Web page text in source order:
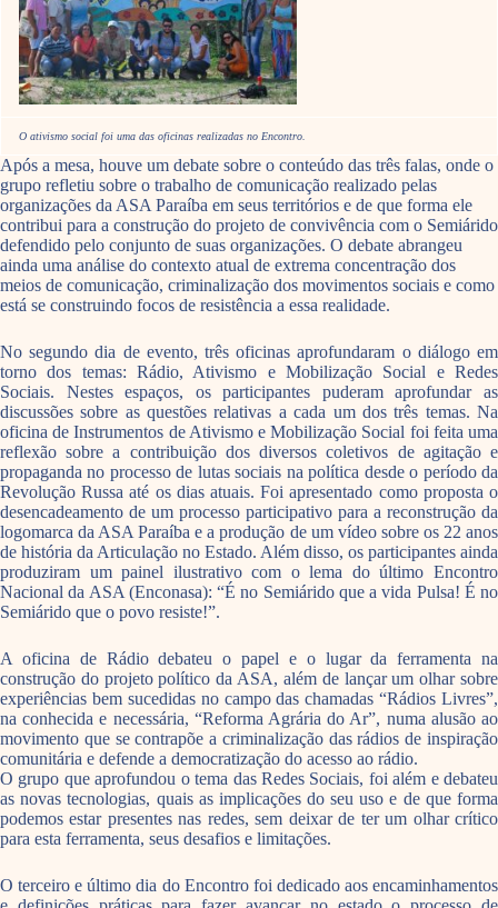
O ativismo social foi uma das oficinas realizadas no Encontro.
Após a mesa, houve um debate sobre o conteúdo das três falas, onde o
grupo refletiu sobre o trabalho de comunicação realizado pelas
organizações da ASA Paraíba em seus territórios e de que forma ele
contribui para a construção do projeto de convivência com o Semiárido
defendido pelo conjunto de suas organizações. O debate abrangeu
ainda uma análise do contexto atual de extrema concentração dos
meios de comunicação, criminalização dos movimentos sociais e como
está se construindo focos de resistência a essa realidade.
No segundo dia de evento, três oficinas aprofundaram o diálogo em
torno dos temas: Rádio, Ativismo e Mobilização Social e Redes
Sociais. Nestes espaços, os participantes puderam aprofundar as
discussões sobre as questões relativas a cada um dos três temas. Na
oficina de Instrumentos de Ativismo e Mobilização Social foi feita uma
reflexão sobre a contribuição dos diversos coletivos de agitação e
propaganda no processo de lutas sociais na política desde o período da
Revolução Russa até os dias atuais. Foi apresentado como proposta o
desencadeamento de um processo participativo para a reconstrução da
logomarca da ASA Paraíba e a produção de um vídeo sobre os 22 anos
de história da Articulação no Estado. Além disso, os participantes ainda
produziram um painel ilustrativo com o lema do último Encontro
Nacional da ASA (Enconasa): “É no Semiárido que a vida Pulsa! É no
Semiárido que o povo resiste!”.
A oficina de Rádio debateu o papel e o lugar da ferramenta na
construção do projeto político da ASA, além de lançar um olhar sobre
experiências bem sucedidas no campo das chamadas “Rádios Livres”,
na conhecida e necessária, “Reforma Agrária do Ar”, numa alusão ao
movimento que se contrapõe a criminalização das rádios de inspiração
comunitária e defende a democratização do acesso ao rádio.
O grupo que aprofundou o tema das Redes Sociais, foi além e debateu
as novas tecnologias, quais as implicações do seu uso e de que forma
podemos estar presentes nas redes, sem deixar de ter um olhar crítico
para esta ferramenta, seus desafios e limitações.
O terceiro e último dia do Encontro foi dedicado aos encaminhamentos